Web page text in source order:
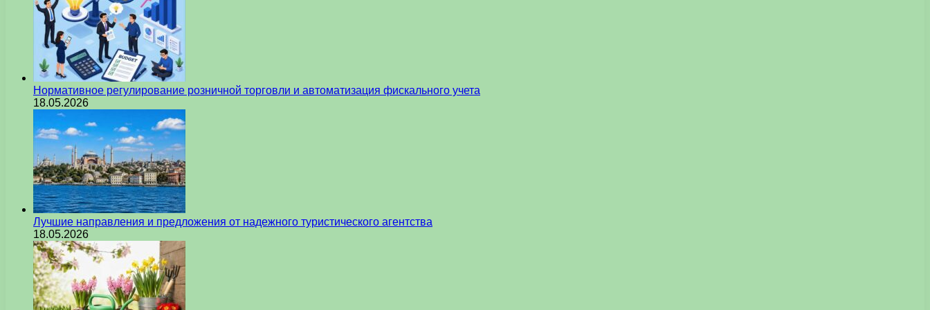
Нормативное регулирование розничной торговли и автоматизация фискального учета
18.05.2026
Лучшие направления и предложения от надежного туристического агентства
18.05.2026